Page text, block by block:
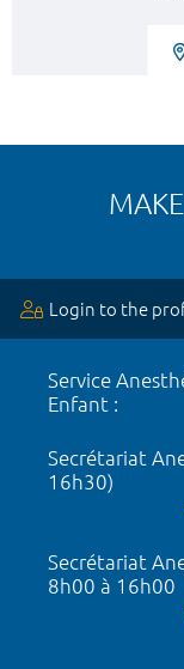
Login to the
Service
Enfant :
Secrétariat
16h30)
Secrétariat
8h00 à 16h00